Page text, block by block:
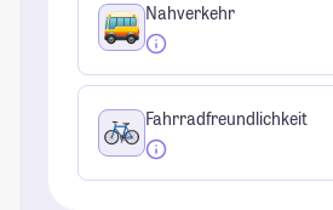
Nahverkehr
Fahrradfreundlichkeit